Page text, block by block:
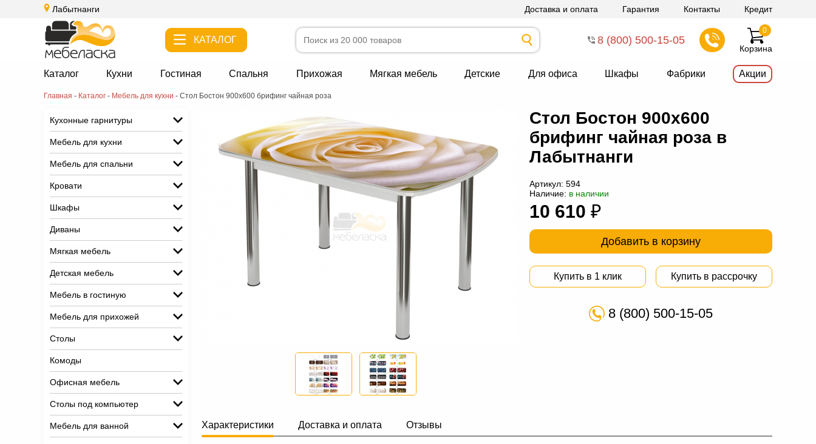
Лабытнанги Доставка и оплата Гарантия Контакты Кредит
КАТАЛОГ 8 (800) 500-15-05
Корзина
0
Каталог Кухни Гостиная Спальня Прихожая Мягкая мебель Детские Для офиса Шкафы Фабрики Акции
Главная - Каталог - Мебель для кухни - Стол Бостон 900х600 брифинг чайная роза
Кухонные гарнитуры
Мебель для кухни
Мебель для спальни
Кровати
Шкафы
Диваны
Мягкая мебель
Детская мебель
Мебель в гостиную
Мебель для прихожей
Столы
Комоды
Офисная мебель
Столы под компьютер
Мебель для ванной
Стол Бостон 900х600
брифинг чайная роза в
Лабытнанги
Артикул: 594
Наличие: в наличии
10 610 ₽
Добавить в корзину
Купить в 1 клик Купить в рассрочку
8 (800) 500-15-05
Характеристики Доставка и оплата Отзывы